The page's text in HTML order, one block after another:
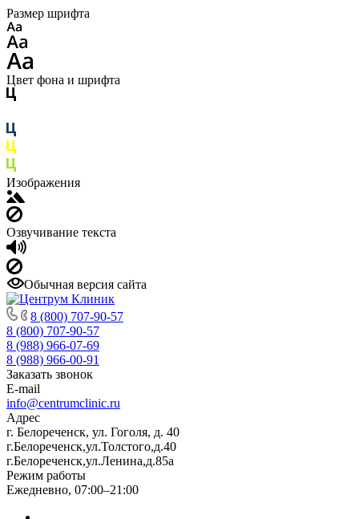
Размер шрифта
Цвет фона и шрифта
Изображения
Озвучивание текста
Обычная версия сайта
8 (800) 707-90-57
8 (800) 707-90-57
8 (988) 966-07-69
8 (988) 966-00-91
Заказать звонок
E-mail
info@centrumclinic.ru
Адрес
г. Белореченск, ул. Гоголя, д. 40
г.Белореченск,ул.Толстого,д.40
г.Белореченск,ул.Ленина,д.85а
Режим работы
Ежедневно, 07:00–21:00